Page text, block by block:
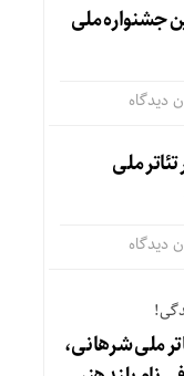
جشنواره ملی
دیدگاه
ملی
دیدگاه
ملی شرهانی،